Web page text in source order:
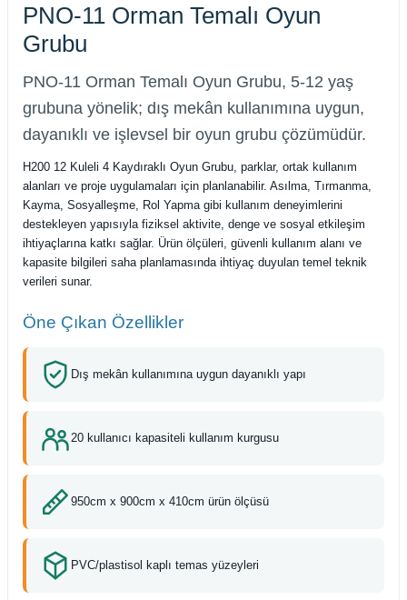
PNO-11 Orman Temalı Oyun
Grubu
PNO-11 Orman Temalı Oyun Grubu, 5-12 yaş
grubuna yönelik; dış mekân kullanımına uygun,
dayanıklı ve işlevsel bir oyun grubu çözümüdür.
H200 12 Kuleli 4 Kaydıraklı Oyun Grubu, parklar, ortak kullanım
alanları ve proje uygulamaları için planlanabilir. Asılma, Tırmanma,
Kayma, Sosyalleşme, Rol Yapma gibi kullanım deneyimlerini
destekleyen yapısıyla fiziksel aktivite, denge ve sosyal etkileşim
ihtiyaçlarına katkı sağlar. Ürün ölçüleri, güvenli kullanım alanı ve
kapasite bilgileri saha planlamasında ihtiyaç duyulan temel teknik
verileri sunar.
Öne Çıkan Özellikler
Dış mekân kullanımına uygun dayanıklı yapı
20 kullanıcı kapasiteli kullanım kurgusu
950cm x 900cm x 410cm ürün ölçüsü
PVC/plastisol kaplı temas yüzeyleri